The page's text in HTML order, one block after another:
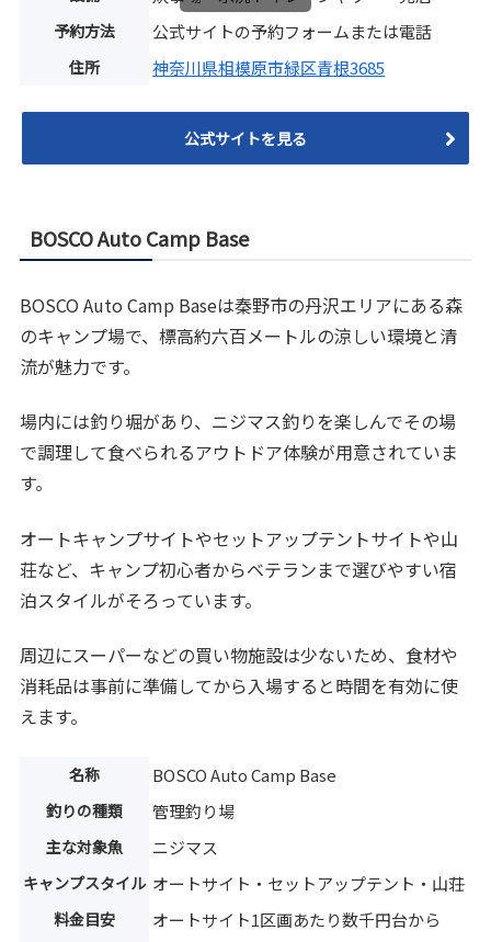
予約方法 公式サイトの予約フォームまたは電話
住所 神奈川県相模原市緑区青根3685
公式サイトを見る
BOSCO Auto Camp Base
BOSCO Auto Camp Baseは秦野市の丹沢エリアにある森
のキャンプ場で、標高約六百メートルの涼しい環境と清
流が魅力です。
場内には釣り堀があり、ニジマス釣りを楽しんでその場
で調理して食べられるアウトドア体験が用意されていま
す。
オートキャンプサイトやセットアップテントサイトや山
荘など、キャンプ初心者からベテランまで選びやすい宿
泊スタイルがそろっています。
周辺にスーパーなどの買い物施設は少ないため、食材や
消耗品は事前に準備してから入場すると時間を有効に使
えます。
名称 BOSCO Auto Camp Base
釣りの種類 管理釣り場
主な対象魚 ニジマス
キャンプスタイル オートサイト・セットアップテント・山荘
料金目安 オートサイト1区画あたり数千円台から